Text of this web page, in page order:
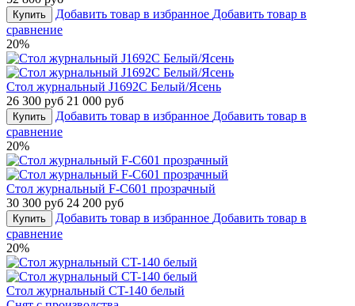
Купить Добавить товар в избранное Добавить товар в
сравнение
20%
Стол журнальный J1692C Белый/Ясень
26 300 руб 21 000 руб
Купить Добавить товар в избранное Добавить товар в
сравнение
20%
Стол журнальный F-C601 прозрачный
30 300 руб 24 200 руб
Купить Добавить товар в избранное Добавить товар в
сравнение
20%
Стол журнальный CT-140 белый